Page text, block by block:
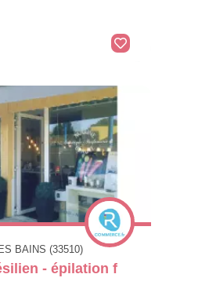
BAINS (33510)
- épilation f